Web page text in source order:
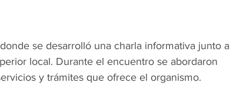
se desarrolló una charla informativa junto a
local. Durante el encuentro se abordaron
y trámites que ofrece el organismo.